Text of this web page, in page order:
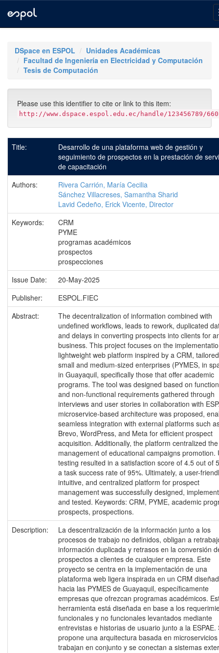
navigationDSpace en ESPOL
Unidades Académicas
Facultad de Ingeniería en Electricidad y Computación
Tesis de Computación
Please use this identifier to cite or link to this item:
http://www.dspace.espol.edu.ec/handle/123456789/
Title:
Desarrollo de una plataforma web de gestión y
seguimiento de prospectos en la prestación de
de capacitación
Authors:
Rivera Carrión, María Cecilia
Sánchez Villacreses, Samantha Sharid
Lavid Cedeño, Erick Vicente, Director
Keywords:
CRM
PYME
programas académicos
prospectos
prospecciones
Issue Date:
20-May-2025
Publisher:
ESPOL.FIEC
Abstract:
The decentralization of information combined with
undefined workflows, leads to rework, duplicated
and delays in converting prospects into clients for
business. This project focuses on the
lightweight web platform inspired by a CRM,
small and medium-sized enterprises (PYMES, in
in Guayaquil, specifically those that offer academic
programs. The tool was designed based on
and non-functional requirements gathered through
interviews and user stories in collaboration with
microservice-based architecture was proposed,
seamless integration with external platforms such
Brevo, WordPress, and Meta for efficient prospect
acquisition. Additionally, the platform centralized the
management of educational campaigns promotion.
testing resulted in a satisfaction score of 4.5 out of
a task success rate of 95%. Ultimately, a user-
intuitive, and centralized platform for prospect
management was successfully designed,
and tested. Keywords: CRM, PYME, academic
prospects, prospections.
Description:
La descentralización de la información junto a los
procesos de trabajo no definidos, obligan a
información duplicada y retrasos en la conversión
prospectos a clientes de cualquier empresa. Este
proyecto se centra en la implementación de una
plataforma web ligera inspirada en un CRM
hacia las PYMES de Guayaquil, específicamente
empresas que ofrezcan programas académicos.
herramienta está diseñada en base a los
funcionales y no funcionales levantados mediante
entrevistas e historias de usuario junto a la ESPAE.
propone una arquitectura basada en
trabajan en conjunto y se conectan a sistemas